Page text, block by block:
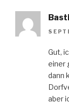
Gut,
einer
dann
aber